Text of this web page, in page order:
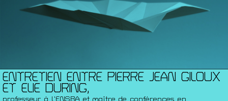
ENTRETIEN ENTRE PIERRE JEAN GILOUX
ET ELIE DURING,
professeur à l’ENSBA et maître de conférences en